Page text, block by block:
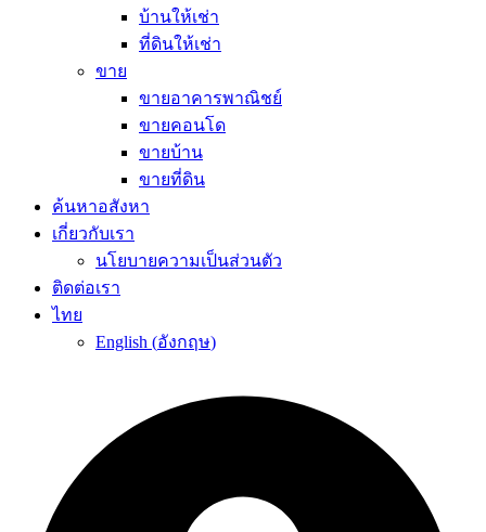
บ้านให้เช่า
ที่ดินให้เช่า
ขาย
ขายอาคารพาณิชย์
ขายคอนโด
ขายบ้าน
ขายที่ดิน
ค้นหาอสังหา
เกี่ยวกับเรา
นโยบายความเป็นส่วนตัว
ติดต่อเรา
ไทย
English (อังกฤษ)